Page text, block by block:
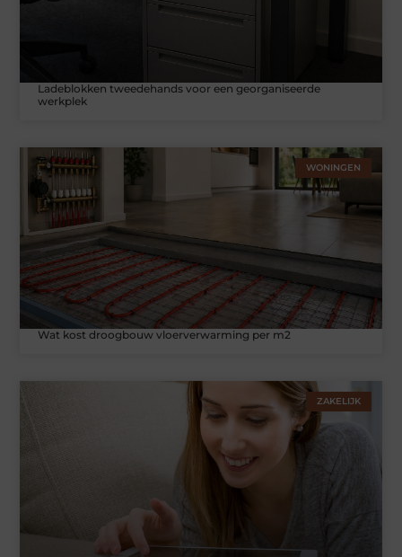
Ladeblokken tweedehands voor een georganiseerde
werkplek
WONINGEN
Wat kost droogbouw vloerverwarming per m2
ZAKELIJK